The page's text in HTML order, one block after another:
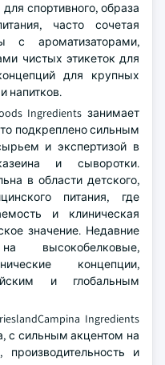
спортивного, образа
часто сочетая
с ароматизаторами,
чистых этикеток для
для крупных
напитков.
Ingredients занимает
подкреплено сильным
и экспертизой в
и сыворотки.
в области детского,
питания, где
и клиническая
значение. Недавние
высокобелковые,
концепции,
и глобальным
Ingredients
с сильным акцентом на
производительность и